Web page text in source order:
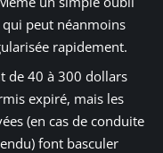
peut néanmoins
rapidement.
de 40 à 300 dollars
expiré, mais les
(en cas de conduite
font basculer